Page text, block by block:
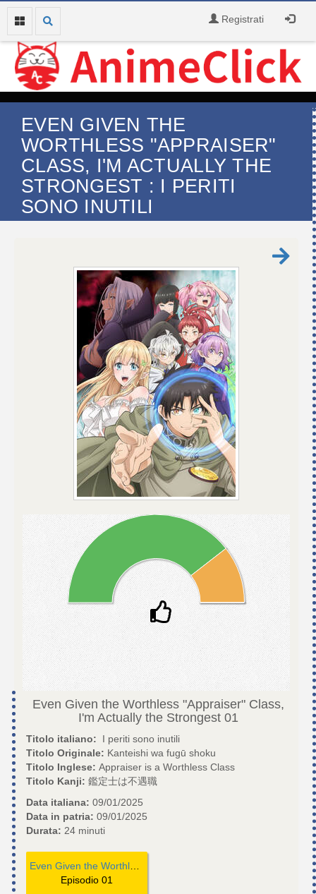
Registrati
EVEN GIVEN THE
WORTHLESS "APPRAISER"
CLASS, I'M ACTUALLY THE
STRONGEST : I PERITI
SONO INUTILI
Even Given the Worthless "Appraiser" Class,
I'm Actually the Strongest01
Titolo italiano:
I periti sono inutili
Titolo Originale: Kanteishi wa fugū shoku
Titolo Inglese: Appraiser is a Worthless Class
Titolo Kanji: 鑑定士は不遇職
Data italiana: 09/01/2025
Data in patria: 09/01/2025
Durata: 24 minuti
Episodio 01